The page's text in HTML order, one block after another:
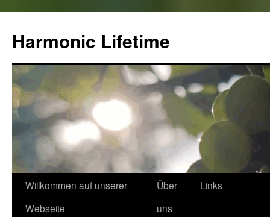
springen
Harmonic Lifetime
Willkommen auf unserer
Webseite
Über
uns
Links